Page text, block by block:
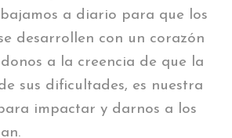
a diario para que los
desarrollen con un corazón
a la creencia de que la
sus dificultades, es nuestra
impactar y darnos a los